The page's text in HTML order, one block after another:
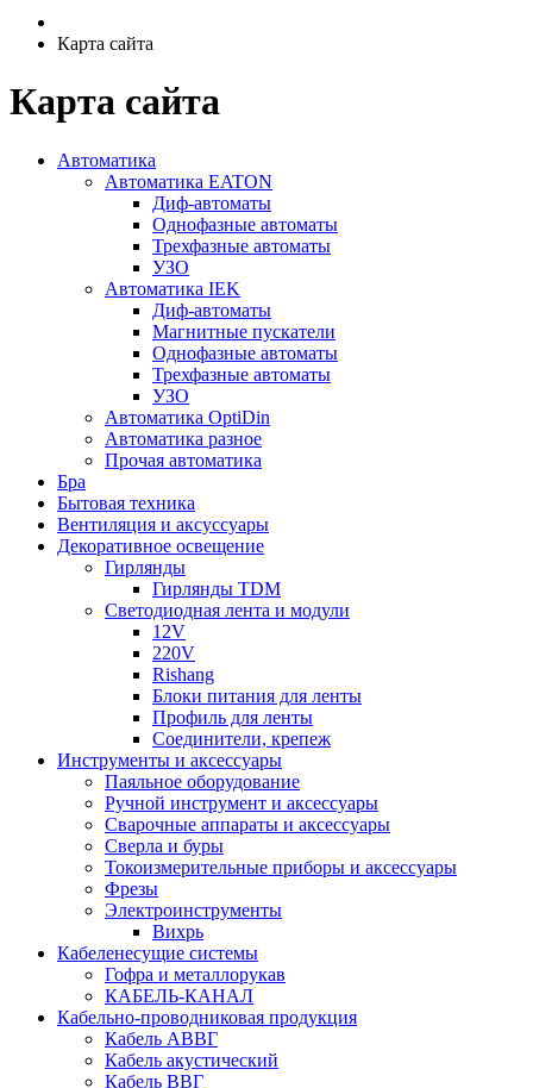
Карта сайта
Карта сайта
Автоматика
Автоматика EATON
Диф-автоматы
Однофазные автоматы
Трехфазные автоматы
УЗО
Автоматика IEK
Диф-автоматы
Магнитные пускатели
Однофазные автоматы
Трехфазные автоматы
УЗО
Автоматика OptiDin
Автоматика разное
Прочая автоматика
Бра
Бытовая техника
Вентиляция и аксуссуары
Декоративное освещение
Гирлянды
Гирлянды TDM
Светодиодная лента и модули
12V
220V
Rishang
Блоки питания для ленты
Профиль для ленты
Соединители, крепеж
Инструменты и аксессуары
Паяльное оборудование
Ручной инструмент и аксессуары
Сварочные аппараты и аксессуары
Сверла и буры
Токоизмерительные приборы и аксессуары
Фрезы
Электроинструменты
Вихрь
Кабеленесущие системы
Гофра и металлорукав
КАБЕЛЬ-КАНАЛ
Кабельно-проводниковая продукция
Кабель АВВГ
Кабель акустический
Кабель ВВГ